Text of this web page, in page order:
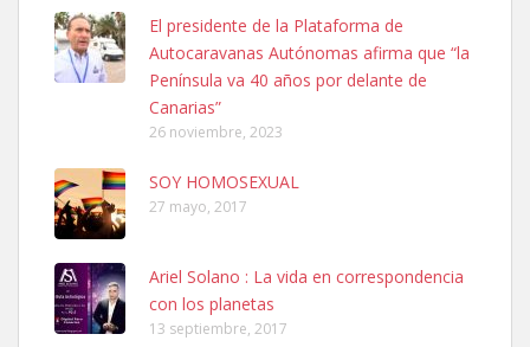
Ninfa perdida
El día 5 se los perdió una ninfa papillera, asustada tiene miedo a la
calle, se perdió por la zon...
Leales.org » Gran Canaria
6.7.2025
Adopcion
Busco casa de acogida para mi perrita ya que por temas de trabajo
no la puedo tener. Solo gente r...
El presidente de la Plataforma de
Autocaravanas Autónomas afirma que “la
Península va 40 años por delante de
Canarias”
26 noviembre, 2023
SOY HOMOSEXUAL
27 mayo, 2017
Ariel Solano : La vida en correspondencia
con los planetas
13 septiembre, 2017